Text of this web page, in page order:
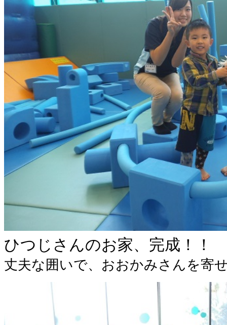
ひつじさんのお家、完成！！
丈夫な囲いで、おおかみさんを寄